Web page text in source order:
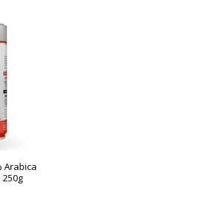
Arabica